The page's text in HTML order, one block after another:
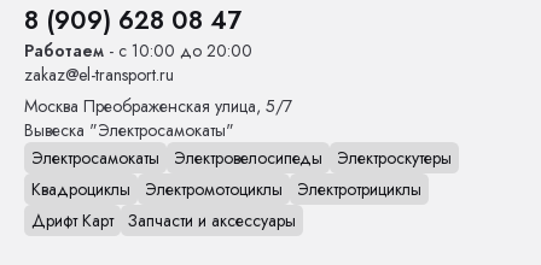
8 (909) 628 08 47
Работаем - с 10:00 до 20:00
zakaz@el-transport.ru
Москва Преображенская улица, 5/7
Вывеска "Электросамокаты"
Электросамокаты
Электровелосипеды
Электроскутеры
Квадроциклы
Электромотоциклы
Электротрициклы
Дрифт Карт Запчасти и аксессуары